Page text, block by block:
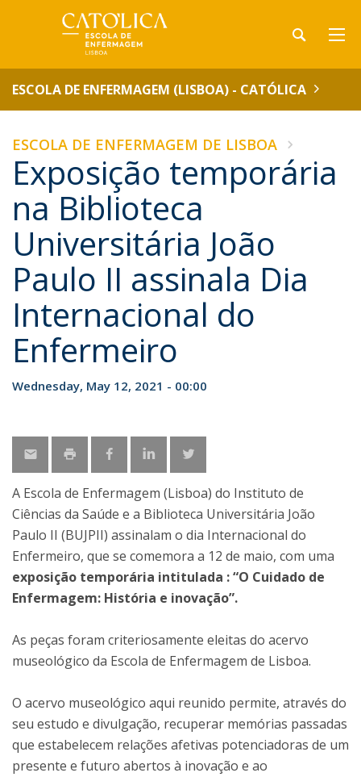
ESCOLA DE ENFERMAGEM (LISBOA) - CATÓLICA
ESCOLA DE ENFERMAGEM DE LISBOA
Exposição temporária
na Biblioteca
Universitária João
Paulo II assinala Dia
Internacional do
Enfermeiro
Wednesday, May 12, 2021 - 00:00
A Escola de Enfermagem (Lisboa) do Instituto de
Ciências da Saúde e a Biblioteca Universitária João
Paulo II (BUJPII) assinalam o dia Internacional do
Enfermeiro, que se comemora a 12 de maio, com uma
exposição temporária intitulada : “O Cuidado de
Enfermagem: História e inovação”.
As peças foram criteriosamente eleitas do acervo
museológico da Escola de Enfermagem de Lisboa.
O acervo museológico aqui reunido permite, através do
seu estudo e divulgação, recuperar memórias passadas
que estabelecem relações afetivas potenciadoras de um
presente e futuro abertos à inovação e ao